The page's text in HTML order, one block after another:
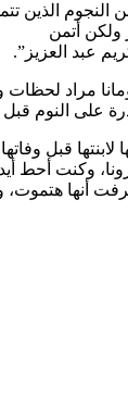
الذين
أتمن
عبد العزيز”.
مراد
على النوم
قبل
وكنت أحط
أنها